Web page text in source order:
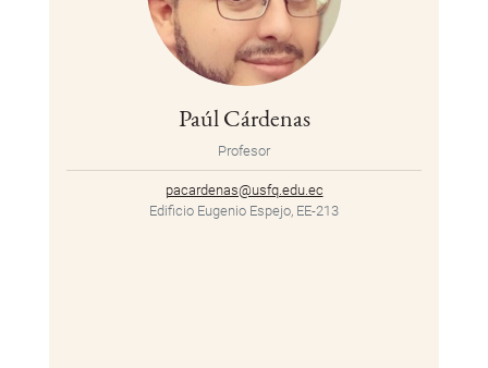
Paúl Cárdenas
Profesor
pacardenas@usfq.edu.ec
Edificio Eugenio Espejo, EE-213